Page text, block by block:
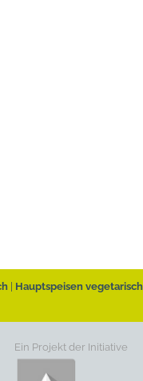
Hauptspeisen vegetarisch
Ein Projekt der Initiative